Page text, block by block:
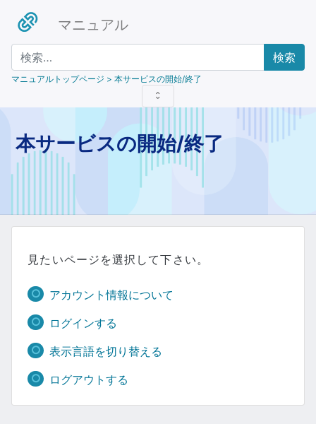
マニュアル
検索
マニュアルトップページ > 本サービスの開始/終了
本サービスの開始/終了
見たいページを選択して下さい。
アカウント情報について
ログインする
表示言語を切り替える
ログアウトする